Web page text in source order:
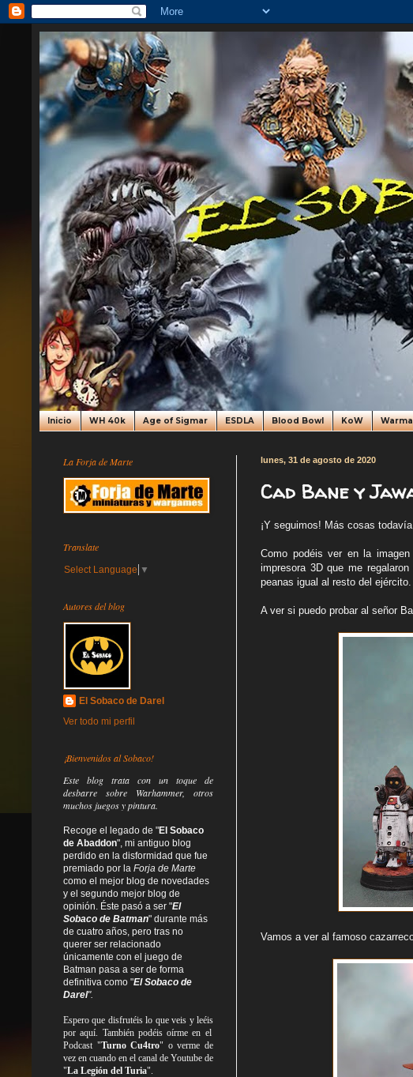
Inicio WH 40k Age of Sigmar ESDLA Blood Bowl KoW
lunes, 31 de agosto de 2020
Cad Bane y
¡Y seguimos! Más cosas
Como podéis ver en la
impresora 3D que me
peanas igual al resto del ejército.
A ver si puedo probar al señor
Vamos a ver al famoso
La Forja de Marte
Translate
Select Language ▼
Autores del blog
El Sobaco de Darel
Ver todo mi perfil
¡Bienvenidos al Sobaco!
Este blog trata con un toque de
desbarre sobre Warhammer, otros
muchos juegos y pintura.
Recoge el legado de "El Sobaco
de Abaddon", mi antiguo blog
perdido en la disformidad que fue
premiado por la Forja de Marte
como el mejor blog de novedades
y el segundo mejor blog de
opinión. Éste pasó a ser "El
Sobaco de Batman" durante más
de cuatro años, pero tras no
querer ser relacionado
únicamente con el juego de
Batman pasa a ser de forma
definitiva como "El Sobaco de
Darel".
Espero que disfrutéis lo queveis yleéis
por aquí. También podéis oírme en el
Podcast "Turno Cu4tro" o verme de
vez en cuando en el canal de Youtube de
"La Legión del Turia".